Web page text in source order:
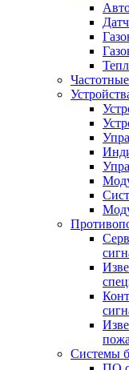
Системы